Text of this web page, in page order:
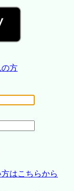
方
はこちらから